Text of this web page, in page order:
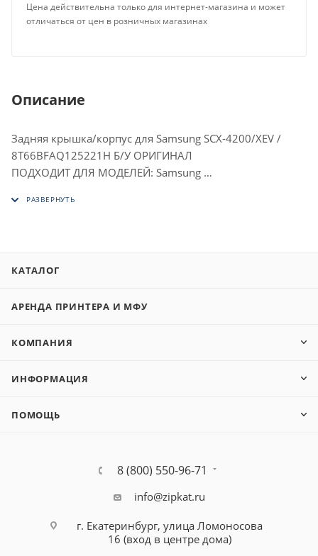
Цена действительна только для интернет-магазина и может
отличаться от цен в розничных магазинах
Описание
Задняя крышка/корпус для Samsung SCX-4200/XEV /
8T66BFAQ125221H Б/У ОРИГИНАЛ
ПОДХОДИТ ДЛЯ МОДЕЛЕЙ: Samsung
SCX 4200 R
КАТАЛОГ
АРЕНДА ПРИНТЕРА И МФУ
КОМПАНИЯ
ИНФОРМАЦИЯ
ПОМОЩЬ
8 (800) 550-96-71
info@zipkat.ru
г. Екатеринбург, улица Ломоносова
16 (вход в центре дома)